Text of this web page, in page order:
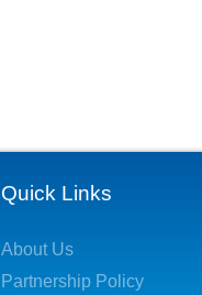
Quick Links
About Us
Partnership Policy